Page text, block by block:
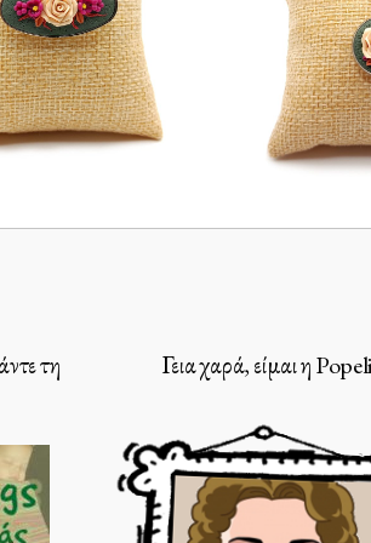
τη Γεια χαρά, είμαι η